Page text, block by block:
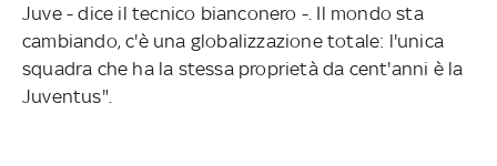
Juve - dice il tecnico bianconero -. Il mondo sta
cambiando, c'è una globalizzazione totale: l'unica
squadra che ha la stessa proprietà da cent'anni è la
Juventus".